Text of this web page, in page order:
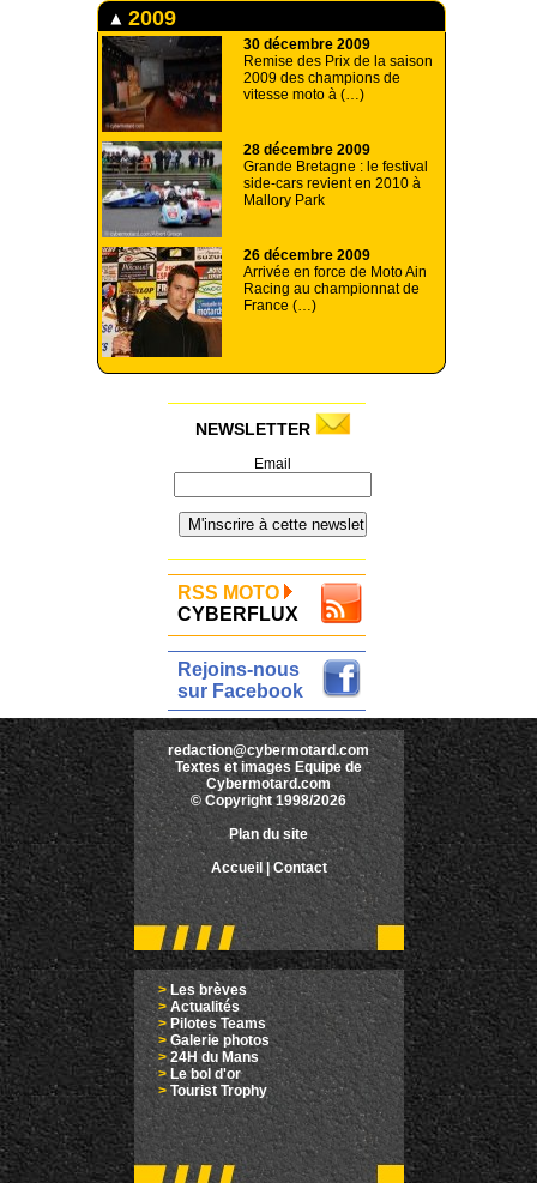
2009
30 décembre 2009
Remise des Prix de la saison
2009 des champions de
vitesse moto à (…)
28 décembre 2009
Grande Bretagne : le festival
side-cars revient en 2010 à
Mallory Park
26 décembre 2009
Arrivée en force de Moto Ain
Racing au championnat de
France (…)
NEWSLETTER
Email
RSS MOTO
CYBERFLUX
Rejoins-nous
sur Facebook
redaction@cybermotard.com
Textes et images Equipe de
Cybermotard.com
© Copyright 1998/2026
Plan du site
Accueil |Contact
>Les brèves
> Actualités
> Pilotes Teams
>Galerie photos
>24H du Mans
>Le bol d'or
> Tourist Trophy